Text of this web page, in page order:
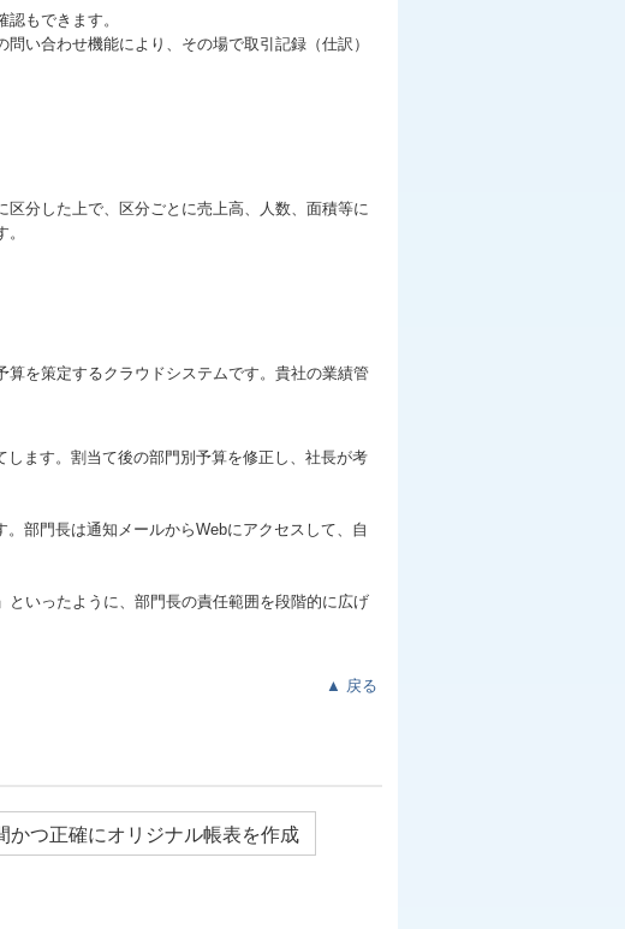
もできます。
い合わせ機能により、その場で取引記録（仕訳）
分した上で、区分ごとに売上高、人数、面積等に
を策定するクラウドシステムです。貴社の業績管
ます。割当て後の部門別予算を修正し、社長が考
部門長は通知メールからWebにアクセスして、自
いったように、部門長の責任範囲を段階的に広げ
▲ 戻る
かつ正確にオリジナル帳表を作成